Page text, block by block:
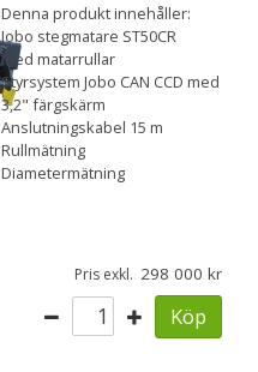
Denna produkt innehåller:
Jobo stegmatare ST50CR
med matarrullar
Styrsystem Jobo CAN CCD med
3,2" färgskärm
Anslutningskabel 15 m
Rullmätning
Diametermätning
Pris exkl. 298 000
Köp